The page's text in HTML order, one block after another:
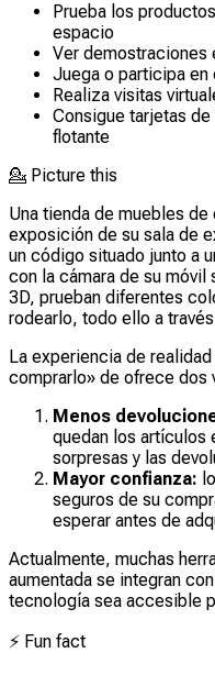
Prueba los
espacio
Ver demostraciones
Juega o participa en
Realiza visitas
Consigue tarjetas
flotante
💁 Picture this
Una tienda de muebles
exposición de su sala de
un código situado junto a
con la cámara de su móvil
3D, prueban diferentes
rodearlo, todo ello a
La experiencia de
comprarlo» de ofrece dos
Menos
quedan los artículos
sorpresas y las
Mayor confianza:
seguros de su
esperar antes de
Actualmente, muchas
aumentada se integran
tecnología sea accesible
⚡ Fun fact